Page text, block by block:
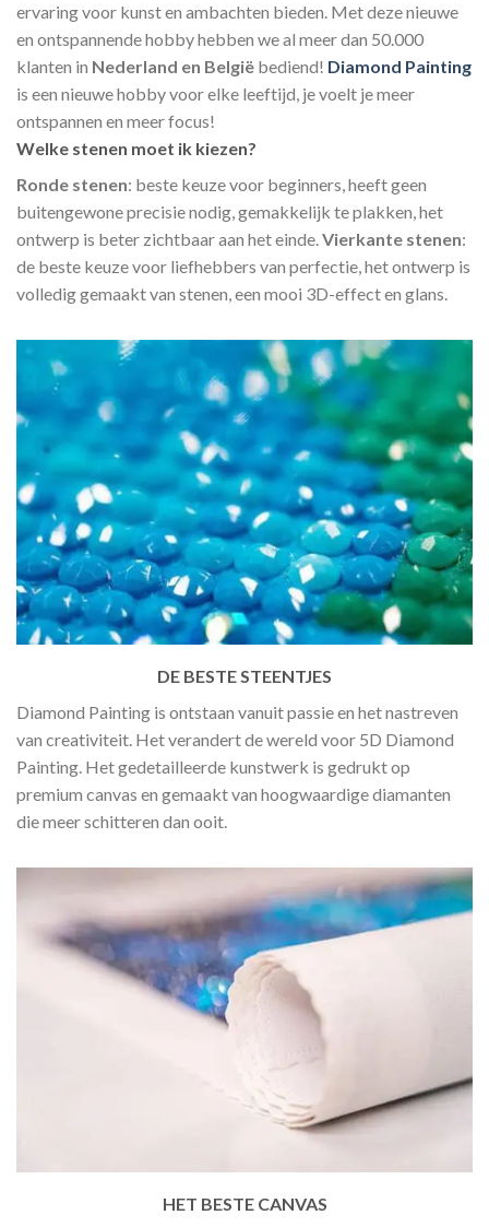
ervaring voor kunst en ambachten bieden. Met deze nieuwe
en ontspannende hobby hebben we al meer dan 50.000
klanten in Nederland en België bediend! Diamond Painting
is een nieuwe hobby voor elke leeftijd, je voelt je meer
ontspannen en meer focus!
Welke stenen moet ik kiezen?
Ronde stenen: beste keuze voor beginners, heeft geen
buitengewone precisie nodig, gemakkelijk te plakken, het
ontwerp is beter zichtbaar aan het einde.Vierkante stenen:
de beste keuze voor liefhebbers van perfectie, het ontwerp is
volledig gemaakt van stenen, een mooi 3D-effect en glans.
DE BESTE STEENTJES
Diamond Painting is ontstaan vanuit passie en het nastreven
van creativiteit. Het verandert de wereld voor 5D Diamond
Painting. Het gedetailleerde kunstwerk is gedrukt op
premium canvas en gemaakt van hoogwaardige diamanten
die meer schitteren dan ooit.
HET BESTE CANVAS